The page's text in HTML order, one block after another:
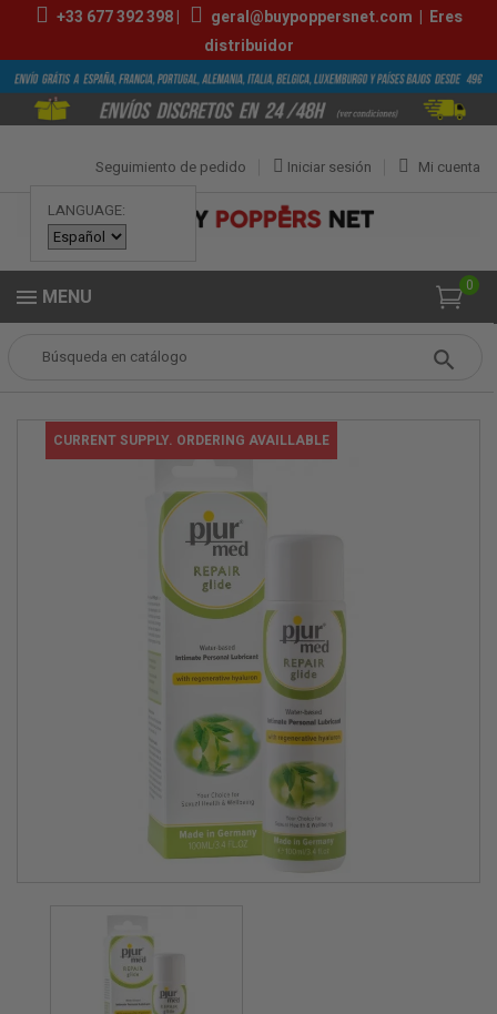
+33 677 392 398| geral@buypoppersnet.com | Eres
distribuidor
LANGUAGE:
Mi cuenta
Iniciar sesión
Seguimiento de pedido
0
MENU
LUBRICANTES pjur® med REPAIR glide 100 ML
CURRENT SUPPLY. ORDERING AVAILLABLE